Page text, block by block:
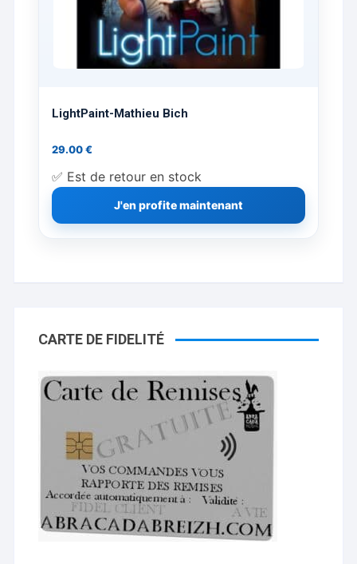
LightPaint-Mathieu Bich
29.00€
✅ Est de retour en stock
J'en profite maintenant
CARTE DE FIDELITÉ